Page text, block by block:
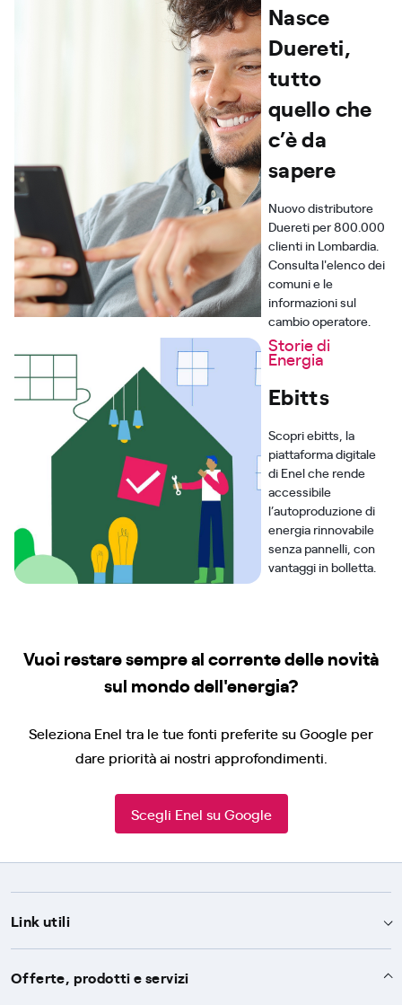
Nasce
Duereti,
tutto
quello che
c’è da
sapere
Nuovo distributore
Duereti per 800.000
clienti in Lombardia.
Consulta l'elenco dei
comuni e le
informazioni sul
cambio operatore.
Storie di
Energia
Ebitts
Scopri ebitts, la
piattaforma digitale
di Enel che rende
accessibile
l’autoproduzione di
energia rinnovabile
senza pannelli, con
vantaggi in bolletta.
Vuoi restare sempre al corrente delle novità
sul mondo dell'energia?
Seleziona Enel tra le tue fonti preferite su Google per
dare priorità ai nostri approfondimenti.
Scegli Enel su Google
Link utili
Assistenza
Offerte, prodotti e servizi